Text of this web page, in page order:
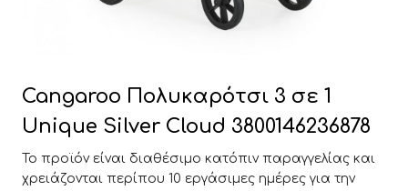
Cangaroo Πολυκαρότσι 3 σε 1
Unique Silver Cloud 3800146236878
Το προϊόν είναι διαθέσιμο κατόπιν παραγγελίας και
χρειάζονται περίπου 10 εργάσιμες ημέρες για την